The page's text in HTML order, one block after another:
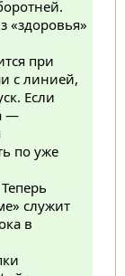
«здоровья»
при
с линией,
Если
—
по уже
служит
в